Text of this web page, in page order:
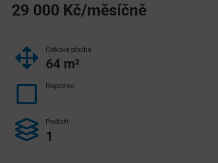
29 000 Kč/měsíčně
Cleková plocha
64 m²
Dispozice
Podlaží
1